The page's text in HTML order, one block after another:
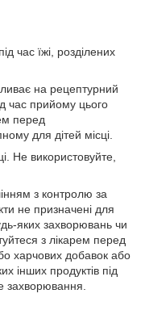
час їжі, розділених
на рецептурний
час прийому цього
перед
для дітей місці.
Не використовуйте,
з контролю за
не призначені для
яких захворювань чи
з лікарем перед
харчових добавок або
інших продуктів під
захворювання.